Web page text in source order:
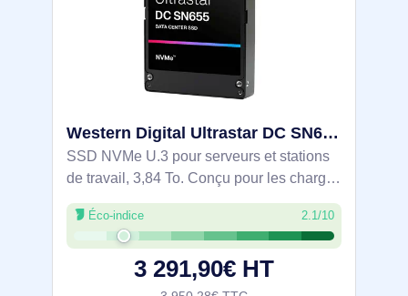
Western Digital Ultrastar DC SN655 3,84 To U.3 PCI Express 4.0 NVMe TLC 3D NAND - 0TS2458
SSD NVMe U.3 pour serveurs et stations
de travail, 3,84 To. Conçu pour les charges
soutenues avec PCIe 4.0/NVMe 1.4,
jusqu’à 6800 Mo/s en lecture, 2600 Mo/s
en écriture, 1M/112k IOPS aléatoires.
Éco-indice 2.1/10
3 291,90€ HT